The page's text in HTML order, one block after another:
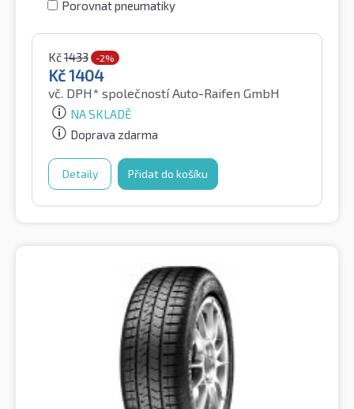
Porovnat pneumatiky
Kč1433 -2%
Kč1404
vč. DPH* společností Auto-Raifen GmbH
NA SKLADĚ
Doprava zdarma
Detaily Přidat do košíku